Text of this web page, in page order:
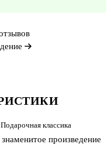
Подарочная классика
произведение